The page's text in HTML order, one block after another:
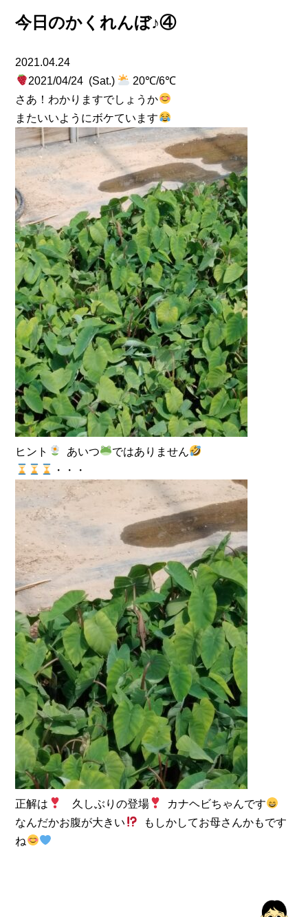
今日のかくれんぼ♪④
2021.04.24
2021/04/24 (Sat.)
20℃/6℃
さあ！わかりますでしょうか
またいいようにボケています
ヒント あいつ
ではありません
・・・
正解は 久しぶりの登場
カナヘビちゃんです
なんだかお腹が大きい
もしかしてお母さんかもです
ね